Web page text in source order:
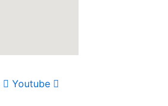
Youtube